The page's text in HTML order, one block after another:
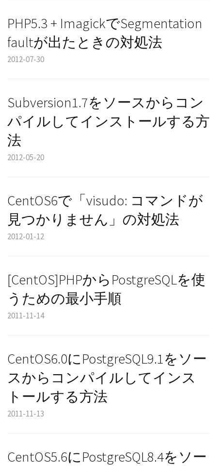
PHP5.3 + ImagickでSegmentation
faultが出たときの対処法
2012-07-30
Subversion1.7をソースからコン
パイルしてインストールする方
法
2012-05-20
CentOS6で「visudo: コマンドが
見つかりません」の対処法
2012-01-12
[CentOS]PHPからPostgreSQLを使
うための最小手順
2011-11-14
CentOS6.0にPostgreSQL9.1をソー
スからコンパイルしてインス
トールする方法
2011-11-13
CentOS5.6にPostgreSQL8.4をソー